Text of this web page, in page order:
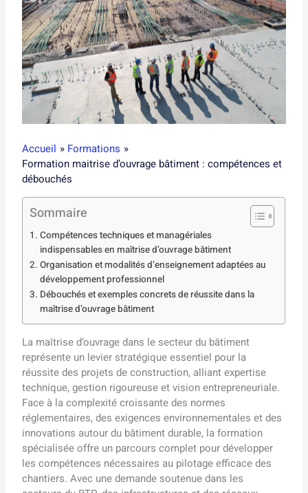
Accueil
Formations
Formation maitrise d’ouvrage bâtiment : compétences et
débouchés
Sommaire
Compétences techniques et managériales
indispensables en maîtrise d’ouvrage bâtiment
Organisation et modalités d’enseignement adaptées au
développement professionnel
Débouchés et exemples concrets de réussite dans la
maîtrise d’ouvrage bâtiment
La maîtrise d’ouvrage dans le secteur du bâtiment
représente un levier stratégique essentiel pour la
réussite des projets de construction, alliant expertise
technique, gestion rigoureuse et vision entrepreneuriale.
Face à la complexité croissante des normes
réglementaires, des exigences environnementales et des
innovations autour du bâtiment durable, la formation
spécialisée offre un parcours complet pour développer
les compétences nécessaires au pilotage efficace des
chantiers. Avec une demande soutenue dans les